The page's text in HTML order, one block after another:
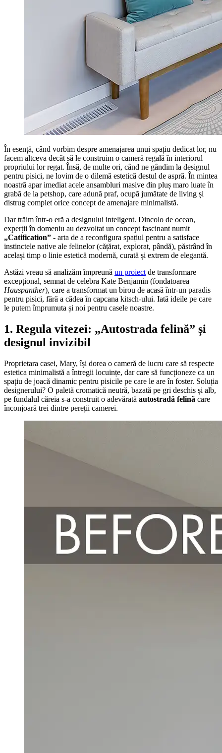
În esență, când vorbim despre amenajarea unui spațiu dedicat lor, nu
facem altceva decât să le construim o cameră regală în interiorul
propriului lor regat. Însă, de multe ori, când ne gândim la designul
pentru pisici, ne lovim de o dilemă estetică destul de aspră. În mintea
noastră apar imediat acele ansambluri masive din pluș maro luate în
grabă de la petshop, care adună praf, ocupă jumătate de living și
distrug complet orice concept de amenajare minimalistă.
Dar trăim într-o eră a designului inteligent. Dincolo de ocean,
experții în domeniu au dezvoltat un concept fascinant numit
„Catification” - arta de a reconfigura spațiul pentru a satisface
instinctele native ale felinelor (cățărat, explorat, pândă), păstrând în
același timp o linie estetică modernă, curată și extrem de elegantă.
Astăzi vreau să analizăm împreună un proiect de transformare
excepțional, semnat de celebra Kate Benjamin (fondatoarea
Hauspanther), care a transformat un birou de acasă într-un paradis
pentru pisici, fără a cădea în capcana kitsch-ului. Iată ideile pe care
le putem împrumuta și noi pentru casele noastre.
1. Regula vitezei: „Autostrada felină” și
designul invizibil
Proprietara casei, Mary, își dorea o cameră de lucru care să respecte
estetica minimalistă a întregii locuințe, dar care să funcționeze ca un
spațiu de joacă dinamic pentru pisicile pe care le are în foster. Soluția
designerului? O paletă cromatică neutră, bazată pe gri deschis și alb,
pe fundalul căreia s-a construit o adevărată autostradă felină care
înconjoară trei dintre pereții camerei.